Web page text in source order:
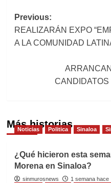
Post
navigation
Previous:
REALIZARÁN EXPO
A LA COMUNIDAD
CANDIDATOS
Más historias
Noticias Politica Sinaloa
¿Qué hicieron esta
Morena en Sinaloa?
sinmurosnews
1 semana hace